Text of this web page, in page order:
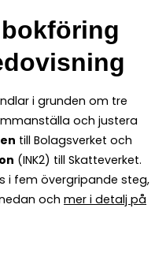
i grunden om tre
och justera
till Bolagsverket och
(INK2) till Skatteverket.
i fem övergripande steg,
och mer i detalj på